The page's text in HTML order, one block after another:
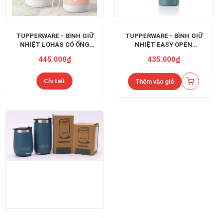
TUPPERWARE - BÌNH GIỮ
NHIỆT LOHAS CÓ ỐNG
445.000₫
Chi tiết
TUPPERWARE - BÌNH GIỮ
NHIỆT EASY OPEN
435.000₫
Thêm vào giỏ